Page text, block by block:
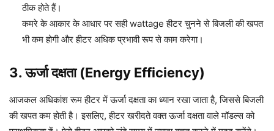
ठीक होते हैं।
कमरे के आकार के आधार पर सही wattage हीटर चुनने से बिजली की खपत
भी कम होगी और हीटर अधिक प्रभावी रूप से काम करेगा।
3.ऊर्जा दक्षता (Energy Efficiency)
आजकल अधिकांश रूम हीटर में ऊर्जा दक्षता का ध्यान रखा जाता है, जिससे बिजली
की खपत कम होती है। इसलिए, हीटर खरीदते वक्त ऊर्जा दक्षता वाले मॉडल्स को